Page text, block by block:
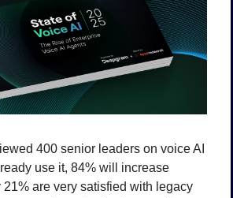
400 senior leaders on voice AI
use it, 84% will increase
21% are very satisfied with legacy